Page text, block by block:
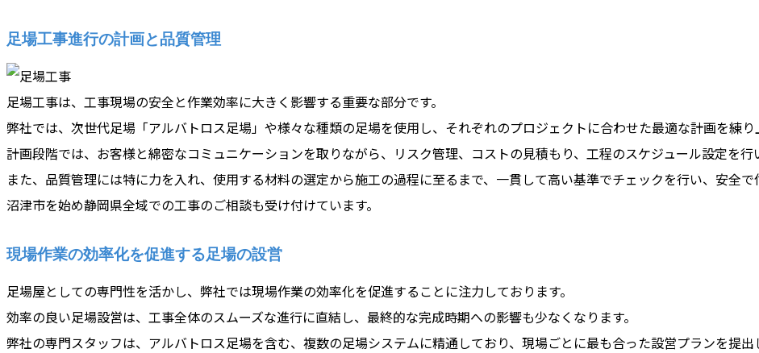
足場工事進行の計画と品質管理
足場工事は、工事現場の安全と作業効率に大きく影響する重要な部分です。
弊社では、次世代足場「アルバトロス足場」や様々な種類の足場を使用し、それぞれのプロジェクトに合わせた最適な計画を練り
計画段階では、お客様と綿密なコミュニケーションを取りながら、リスク管理、コストの見積もり、工程のスケジュール設定を行
また、品質管理には特に力を入れ、使用する材料の選定から施工の過程に至るまで、一貫して高い基準でチェックを行い、安全で
沼津市を始め静岡県全域での工事のご相談も受け付けています。
現場作業の効率化を促進する足場の設営
足場屋としての専門性を活かし、弊社では現場作業の効率化を促進することに注力しております。
効率の良い足場設営は、工事全体のスムーズな進行に直結し、最終的な完成時期への影響も少なくなります。
弊社の専門スタッフは、アルバトロス足場を含む、複数の足場システムに精通しており、現場ごとに最も合った設営プランを提出